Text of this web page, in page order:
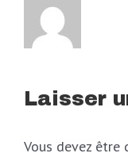
Laisser
Vous devez être